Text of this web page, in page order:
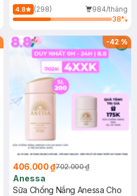
4.8 (298)
984/tháng
38%
-42%
406.000 ₫702.000 ₫
Anessa
Sữa Chống Nắng Anessa Cho